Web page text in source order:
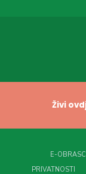
Živi
E-OBRASCI
PRIVATNOSTI